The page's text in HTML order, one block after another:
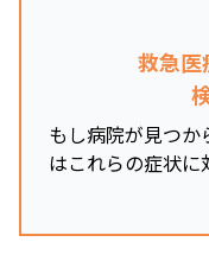
救急医
もし病院が見つか
はこれらの症状に